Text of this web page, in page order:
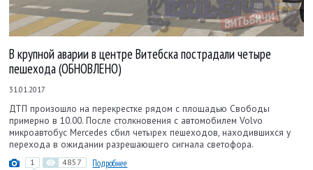
В крупной аварии в центре Витебска пострадали четыре
пешехода (ОБНОВЛЕНО)
31.01.2017
ДТП произошло на перекрестке рядом с площадью Свободы
примерно в 10.00. После столкновения с автомобилем Volvo
микроавтобус Mercedes сбил четырех пешеходов, находившихся у
перехода в ожидании разрешающего сигнала светофора.
1 4857 Подробнее